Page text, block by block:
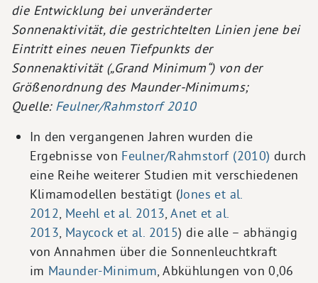
die Entwicklung bei unveränderter
Sonnenaktivität, die gestrichtelten Linien jene bei
Eintritt eines neuen Tiefpunkts der
Sonnenaktivität („Grand Minimum“) von der
Größenordnung des Maunder-Minimums;
Quelle: Feulner/Rahmstorf 2010
In den vergangenen Jahren wurden die
Ergebnisse von Feulner/Rahmstorf (2010) durch
eine Reihe weiterer Studien mit verschiedenen
Klimamodellen bestätigt (Jones et al.
2012, Meehl et al. 2013,Anet et al.
2013, Maycock et al. 2015) die alle ­– abhängig
von Annahmen über die Sonnenleuchtkraft
im Maunder-Minimum, Abkühlungen von 0,06